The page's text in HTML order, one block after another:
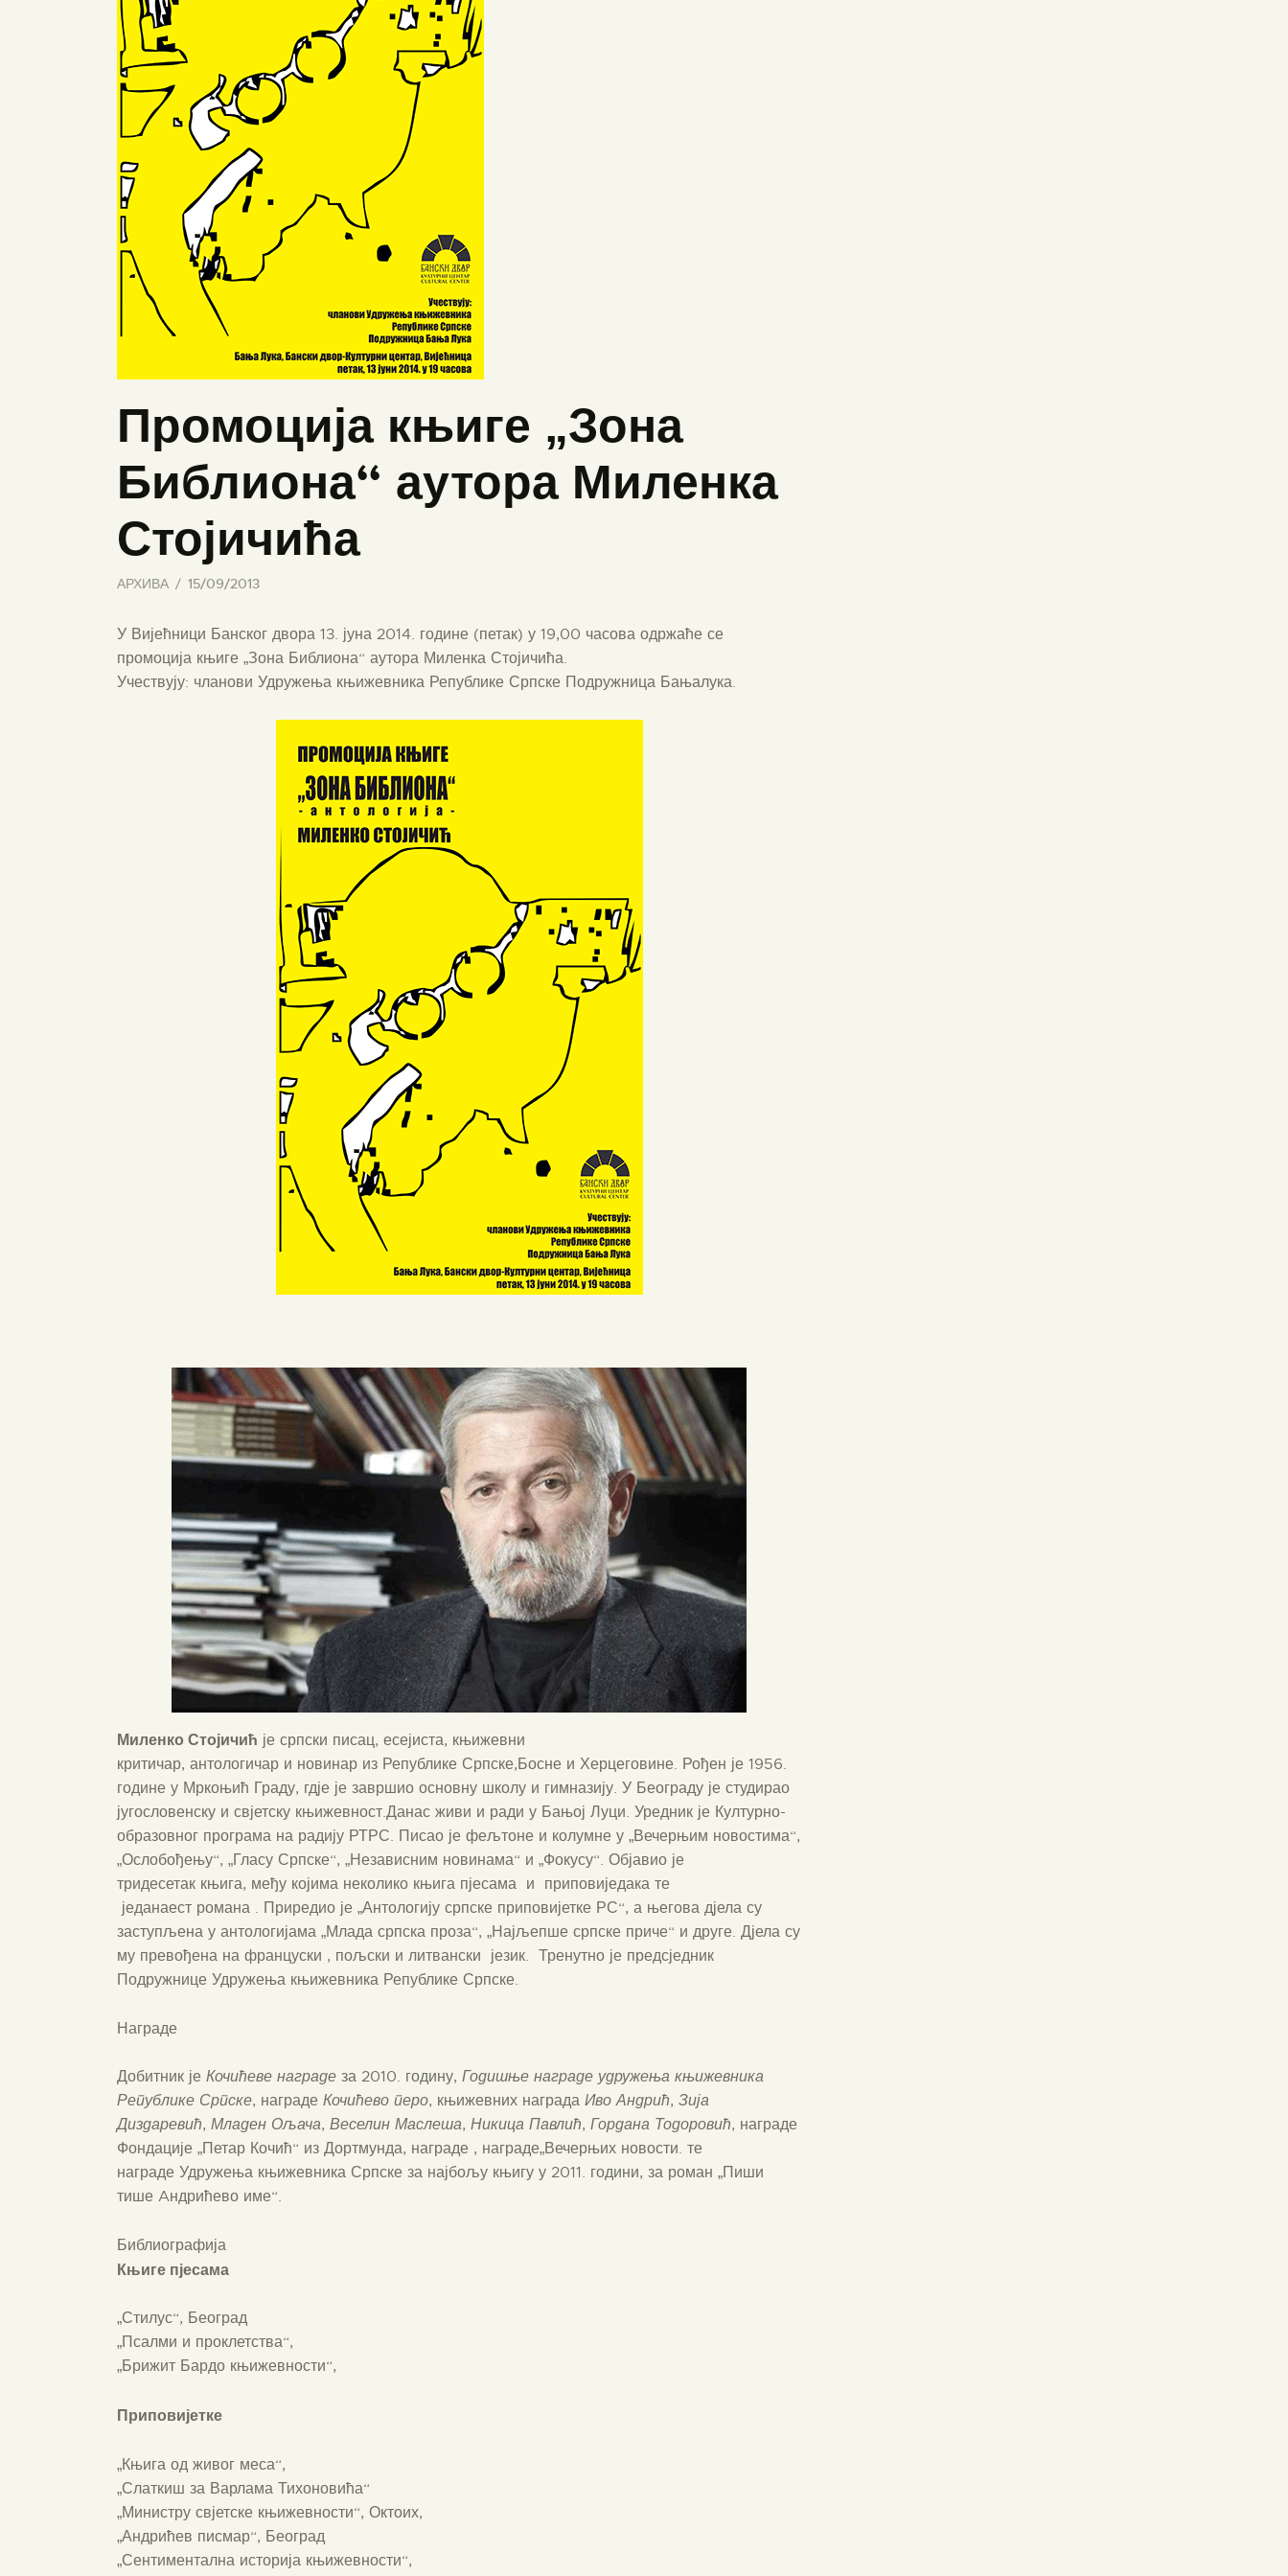
Промоција књиге „Зона
Библиона“ аутора Миленка
Стојичића
АРХИВА 15/09/2013
У Вијећници Банског двора 13. јуна 2014. године (петак) у 19,00 часова одржаће се
промоција књиге „Зона Библиона“ аутора Миленка Стојичића.
Учествују: чланови Удружења књижевника Републике Српске Подружница Бањалука.
Миленко Стојичић је српски писац, есејиста, књижевни
критичар, антологичар и новинар из Републике Српске,Босне и Херцеговине. Рођен је 1956.
године у Мркоњић Граду, гдје је завршио основну школу и гимназију. У Београду је студирао
југословенску и свјетску књижевност.Данас живи и ради у Бањој Луци. Уредник је Културно-
образовног програма на радију РТРС. Писао је фељтоне и колумне у „Вечерњим новостима“,
„Ослобођењу“, „Гласу Српске“, „Независним новинама“ и „Фокусу“. Објавио је
тридесетак књига, међу којима неколико књига пјесама и приповиједака те
једанаест романа . Приредио је „Антологију српске приповијетке РС“, а његова дјела су
заступљена у антологијама „Млада српска проза“, „Најљепше српске приче“ и друге. Дјела су
му превођена на француски , пољски и литвански језик. Тренутно је предсједник
Подружнице Удружења књижевника Републике Српске.
Награде
Добитник је Кочићеве награде за 2010. годину, Годишње награде удружења књижевника
Републике Српске, награде Кочићево перо, књижевних награда Иво Андрић, Зија
Диздаревић, Младен Ољача, Веселин Маслеша, Никица Павлић, Гордана Тодоровић, награде
Фондације „Петар Кочић“ из Дортмунда, награде , награде„Вечерњих новости. те
награде Удружења књижевника Српске за најбољу књигу у 2011. години, за роман „Пиши
тише Aндрићево име“.
Библиографија
Књиге пјесама
„Стилус“, Београд
„Псалми и проклетства“,
„Брижит Бардо књижевности“,
Приповијетке
„Књига од живог меса“,
„Слаткиш за Варлама Тихоновића“
„Министру свјетске књижевности“, Октоих,
„Андрићев писмар“, Београд
„Сентиментална историја књижевности“,